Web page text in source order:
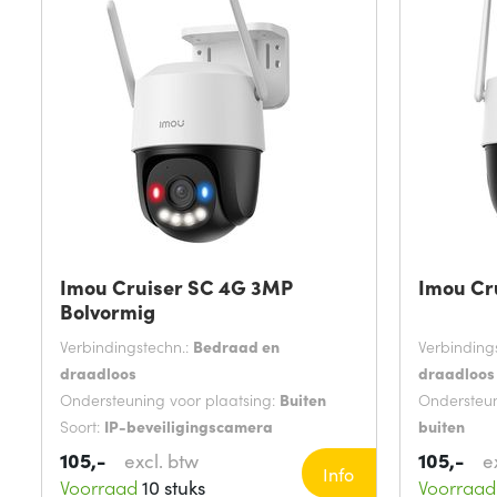
Imou Cruiser SC 4G 3MP
Bolvormig
Verbindingstechn.: Bedraad en
draadloos
Ondersteuning voor plaatsing: Buiten
Soort: IP-beveiligingscamera
Montagewijze: Plafond/muur
105,-
excl. btw
Voorraad 10 stuks
Info
Imou
draadloos
buiten
Soort:
IP-
Kleur van
105,-
Voorraad